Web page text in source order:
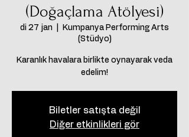
(Doğaçlama Atölyesi)
di 27 jan
Kumpanya Performing Arts
(Stüdyo)
Karanlık havalara birlikte oynayarak veda
edelim!
Biletler satışta değil
Diğer etkinlikleri gör